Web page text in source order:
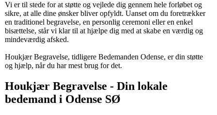
Vi er til stede for at støtte og vejlede dig gennem hele forløbet og
sikre, at alle dine ønsker bliver opfyldt. Uanset om du foretrækker
en traditionel begravelse, en personlig ceremoni eller en enkel
bisættelse, står vi klar til at hjælpe dig med at skabe en værdig og
mindeværdig afsked.
Houkjær Begravelse, tidligere Bedemanden Odense, er din støtte
og hjælp, når du har mest brug for det.
Houkjær Begravelse - Din lokale
bedemand i Odense SØ